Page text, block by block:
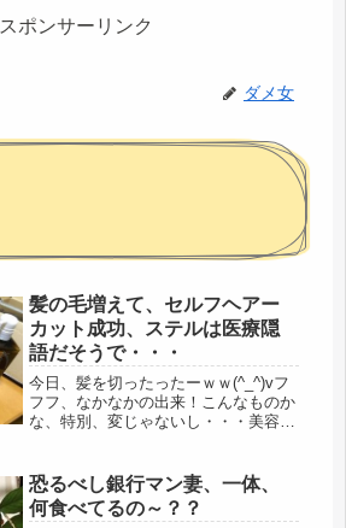
スポンサーリンク
ダメ女
髪の毛増えて、セルフヘアー
カット成功、ステルは医療隠
語だそうで・・・
今日、髪を切ったったーｗｗ(^_^)vフ
フフ、なかなかの出来！こんなものか
な、特別、変じゃないし・・・美容室
事にしてきたけど、ここに来て、随分
と伸びてきたので、髪の重さで...
恐るべし銀行マン妻、一体、
何食べてるの～？？